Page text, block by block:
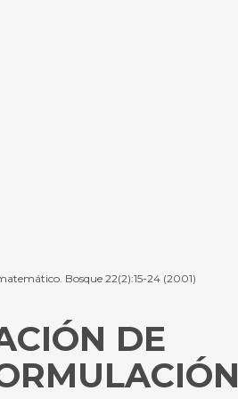
Bosque 22(2):15-24 (2001)
DE